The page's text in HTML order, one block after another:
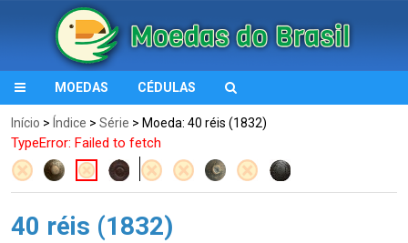
MOEDAS CÉDULAS
Início > Índice > Série > Moeda: 40 réis (1832)
TypeError: Failed to fetch
40 réis (1832)